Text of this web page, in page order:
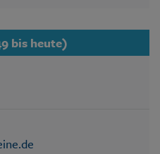
bis heute)